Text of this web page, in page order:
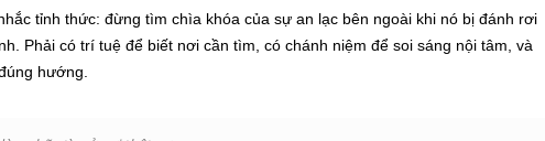
tỉnh thức: đừng tìm chìa khóa của sự an lạc bên ngoài khi nó bị đánh rơi
Phải có trí tuệ để biết nơi cần tìm, có chánh niệm để soi sáng nội tâm, và
hướng.